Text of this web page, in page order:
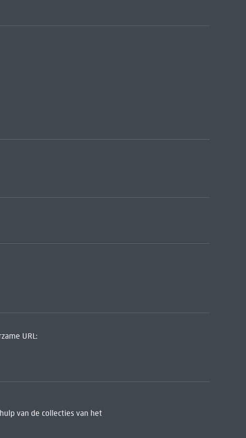
URL:
van de collecties van het